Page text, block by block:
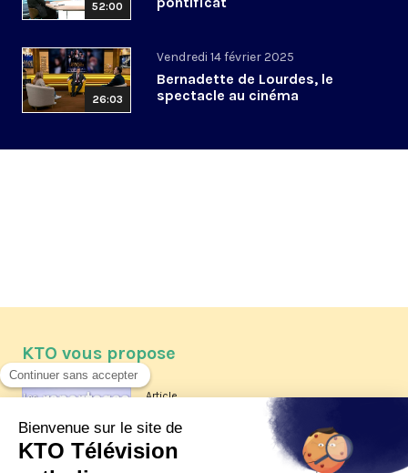
52:00
26:03
Vendredi 14 février 2025
Bernadette de Lourdes, le
spectacle au cinéma
KTO vous propose
Article
Les reportages d'été 2026 de KTO